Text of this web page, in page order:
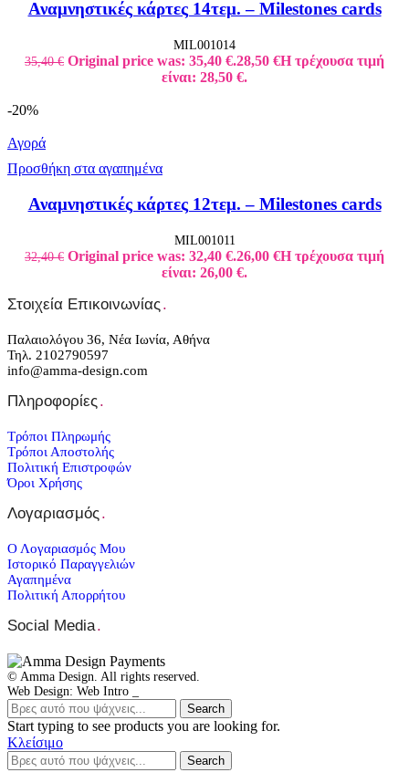
Αναμνηστικές κάρτες 14τεμ. – Milestones cards
MIL001014
35,40€ Original price was: 35,40 €.28,50 €Η τρέχουσα τιμή
είναι: 28,50 €.
-20%
Αγορά
Προσθήκη στα αγαπημένα
Αναμνηστικές κάρτες 12τεμ. – Milestones cards
MIL001011
32,40€ Original price was: 32,40 €.26,00 €Η τρέχουσα τιμή
είναι: 26,00 €.
Στοιχεία Επικοινωνίας.
Παλαιολόγου 36, Νέα Ιωνία, Αθήνα
Τηλ. 2102790597
info@amma-design.com
Πληροφορίες.
Τρόποι Πληρωμής
Τρόποι Αποστολής
Πολιτική Επιστροφών
Όροι Χρήσης
Λογαριασμός.
Ο Λογαριασμός Μου
Ιστορικό Παραγγελιών
Αγαπημένα
Πολιτική Απορρήτου
Social Media.
© Amma Design. All rights reserved.
Web Design: Web Intro _
Search
Start typing to see products you are looking for.
Κλείσιμο
Search